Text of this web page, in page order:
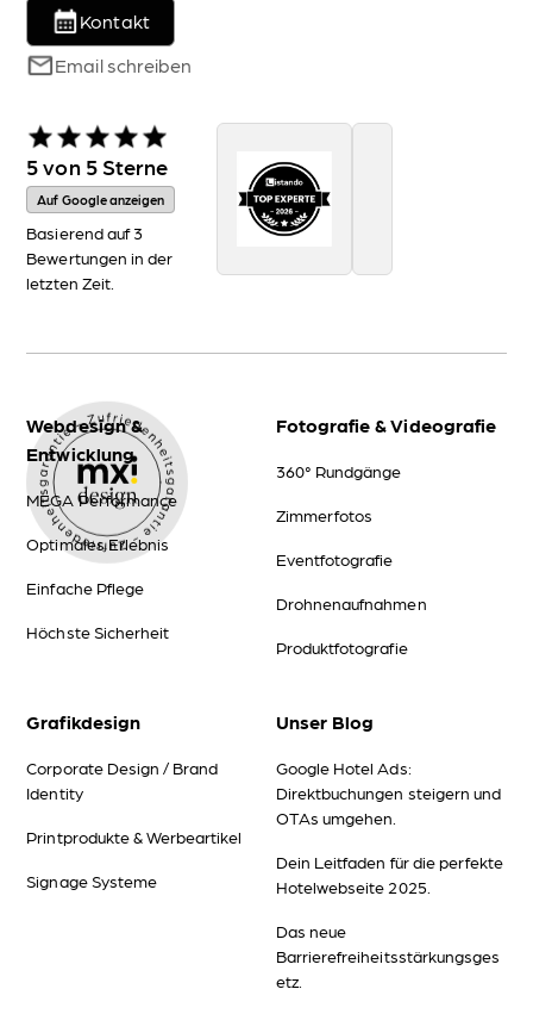
Kontakt
Email schreiben
5 von 5 Sterne
Auf Google anzeigen
Basierend auf 3
Bewertungen in der
letzten Zeit.
Webdesign &
Entwicklung
MEGA Performance
Optimales Erlebnis
Einfache Pflege
Höchste Sicherheit
Fotografie & Videografie
360° Rundgänge
Zimmerfotos
Eventfotografie
Drohnenaufnahmen
Produktfotografie
Grafikdesign
Corporate Design / Brand
Identity
Printprodukte & Werbeartikel
Signage Systeme
Unser Blog
Google Hotel Ads:
Direktbuchungen steigern und
OTAs umgehen.
Dein Leitfaden für die perfekte
Hotelwebseite 2025.
Das neue
Barrierefreiheitsstärkungsges
etz.